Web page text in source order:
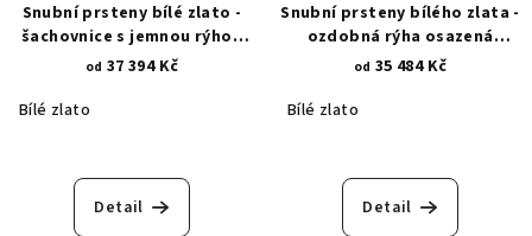
Snubní prsteny bílé zlato -
šachovnice s jemnou rýhou
407
od 37 394 Kč
Bílé zlato
Detail
Snubní prsteny bílého zlata -
ozdobná rýha osazená
zirkonem 881
od 35 484 Kč
Bílé zlato
Detail